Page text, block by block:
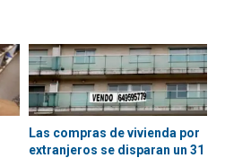
Las compras de vivienda por
extranjeros se disparan un 31